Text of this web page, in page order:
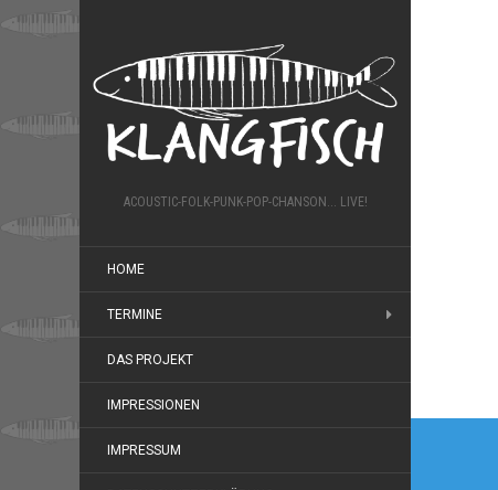
ACOUSTIC-FOLK-PUNK-POP-CHANSON... LIVE!
HOME
TERMINE
DAS PROJEKT
IMPRESSIONEN
IMPRESSUM